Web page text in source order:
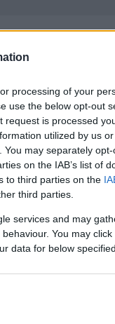
processing of your
use the below opt-out
request is processed
utilized by us
may separately
on the IAB’s list of
to third parties on the
third parties.
services and may
You may
data for below
ισχύει η με
όριζε πως ο
με τους
στη συνέχεια ο
οι λοιποί
να
βαθμίδων,